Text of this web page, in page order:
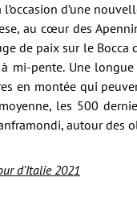
d’une
au cœur des
de paix sur le Bocca
mi-pente. Une longue
en montée qui
les 500
autour des
d’Italie 2021